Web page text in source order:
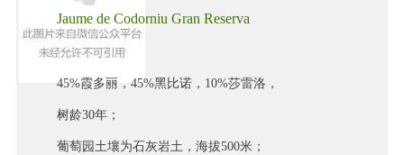
Jaume de Codorniu Gran Reserva
45%霞多丽，45%黑比诺，10%莎雷洛，
树龄30年；
葡萄园土壤为石灰岩土，海拔500米；